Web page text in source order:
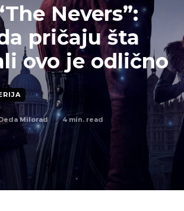
Nevers”:
pričaju šta
ovo je odlično
Milorad 4 min. read